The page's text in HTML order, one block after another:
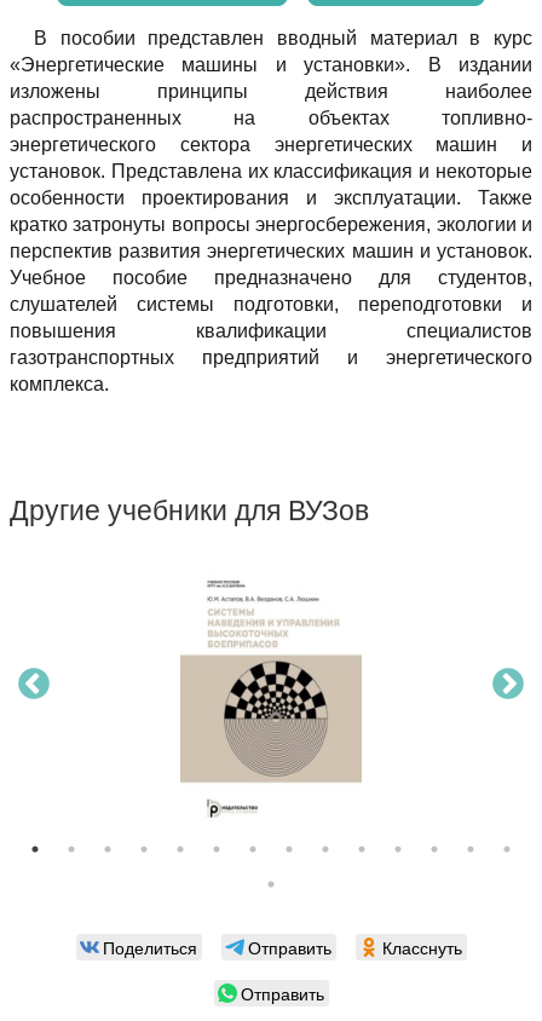
В пособии представлен вводный материал в курс
«Энергетические машины и установки». В издании
изложены принципы действия наиболее
распространенных на объектах топливно-
энергетического сектора энергетических машин и
установок. Представлена их классификация и некоторые
особенности проектирования и эксплуатации. Также
кратко затронуты вопросы энергосбережения, экологии и
перспектив развития энергетических машин и установок.
Учебное пособие предназначено для студентов,
слушателей системы подготовки, переподготовки и
повышения квалификации специалистов
газотранспортных предприятий и энергетического
комплекса.
Другие учебники для ВУЗов
Поделиться Отправить
Класснуть
Отправить